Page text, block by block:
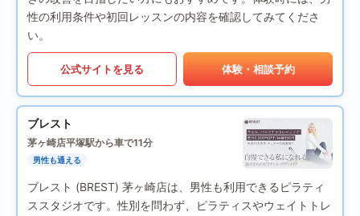
性の利用条件や初回レッスンの内容を確認してみてくださ
い。
公式サイトを見る 体験・相談予約
ブレスト
茅ヶ崎店平塚駅から車で11分
男性も通える
ブレスト (BREST) 茅ヶ崎店は、男性も利用できるピラティ
ススタジオです。性別を問わず、ピラティスやウェイトトレ